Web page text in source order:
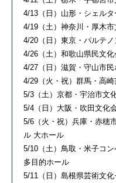
4/13（日）山形・シェル
4/19（土）神奈川・厚木
4/20（日）東京・パルテ
4/26（土）和歌山県民文
4/27（日）滋賀・守山市
4/29（火・祝）群馬・高
5/3（土）京都・宇治市文
5/4（日）大阪・吹田文化
5/6（火・祝）兵庫・赤穂
ル 大ホール
5/10（土）鳥取・米子コ
多目的ホール
5/11（日）島根県芸術文